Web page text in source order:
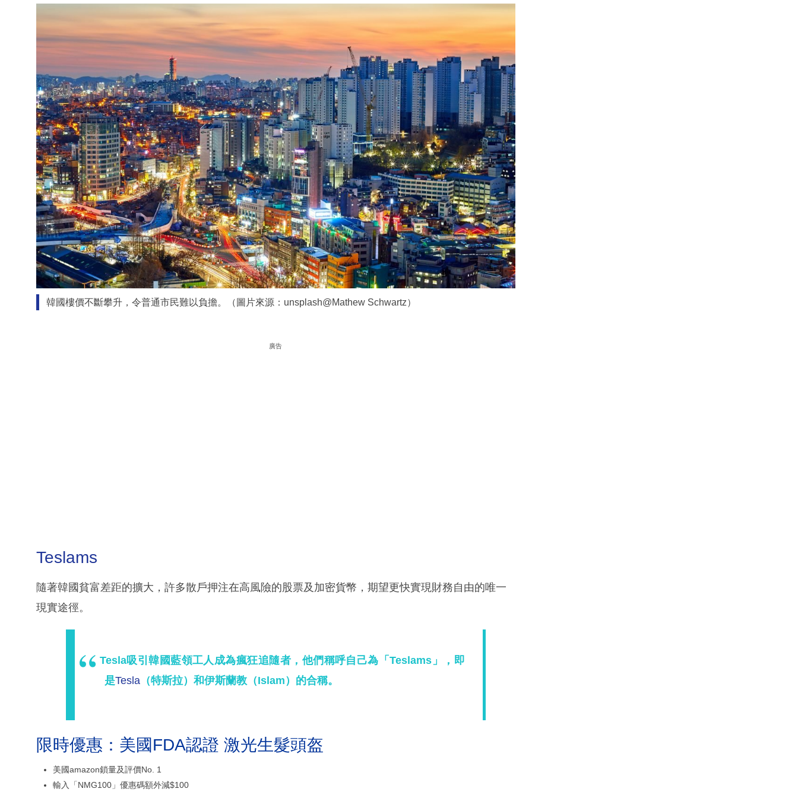
韓國樓價不斷攀升，令普通市民難以負擔。（圖片來源：unsplash@Mathew Schwartz）
廣告
Teslams
隨著韓國貧富差距的擴大，許多散戶押注在高風險的股票及加密貨幣，期望更快實現財務自由的唯一
現實途徑。
Tesla吸引韓國藍領工人成為瘋狂追隨者，他們稱呼自己為「Teslams」，即
是Tesla （特斯拉）和伊斯蘭教（Islam）的合稱。
限時優惠：美國FDA認證 激光生髮頭盔
美國amazon鎖量及評價No. 1
輸入「NMG100」優惠碼額外減$100